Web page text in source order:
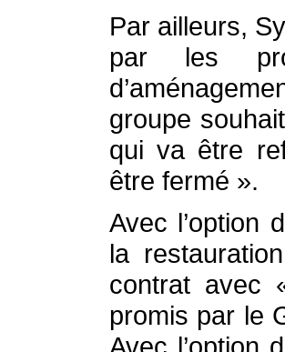
Par ailleurs,
par les
groupe
qui va être
être fermé ».
Avec l’option
la
contrat avec
promis par le